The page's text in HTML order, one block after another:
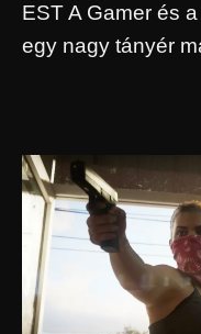
EST A Gamer és
egy nagy tányér